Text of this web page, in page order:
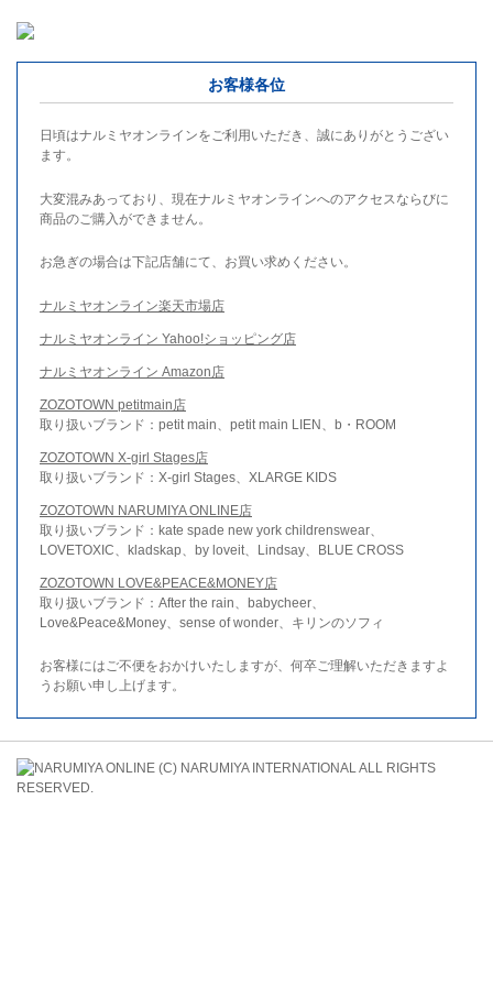
お客様各位
日頃はナルミヤオンラインをご利用いただき、誠にありがとうござい
ます。
大変混みあっており、現在ナルミヤオンラインへのアクセスならびに
商品のご購入ができません。
お急ぎの場合は下記店舗にて、お買い求めください。
ナルミヤオンライン楽天市場店
ナルミヤオンライン Yahoo!ショッピング店
ナルミヤオンライン Amazon店
ZOZOTOWN petitmain店
取り扱いブランド：petit main、petit main LIEN、b・ROOM
ZOZOTOWN X-girl Stages店
取り扱いブランド：X-girl Stages、XLARGE KIDS
ZOZOTOWN NARUMIYA ONLINE店
取り扱いブランド：kate spade new york childrenswear、
LOVETOXIC、kladskap、by loveit、Lindsay、BLUE CROSS
ZOZOTOWN LOVE&PEACE&MONEY店
取り扱いブランド：After the rain、babycheer、
Love&Peace&Money、sense of wonder、キリンのソフィ
お客様にはご不便をおかけいたしますが、何卒ご理解いただきますよ
うお願い申し上げます。